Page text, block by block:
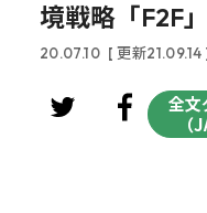
境戦略「F2F
20.07.10 [ 更新21.09.14
全文
（